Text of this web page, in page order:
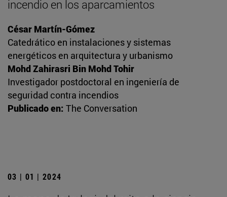
incendio en los aparcamientos
César Martín-Gómez
Catedrático en instalaciones y sistemas
energéticos en arquitectura y urbanismo
Mohd Zahirasri Bin Mohd Tohir
Investigador postdoctoral en ingeniería de
seguridad contra incendios
Publicado en: The Conversation
03 | 01 | 2024